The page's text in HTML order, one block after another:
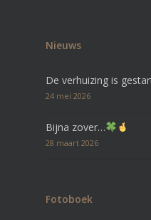
Nieuws
De verhuizing is
24 mei 2026
Bijna zover…
28 maart 2026
Fotoboek